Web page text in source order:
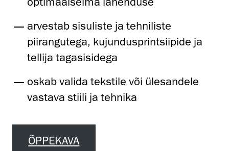
arvestab sisuliste ja tehniliste
piirangutega, kujundusprintsiipide ja
tellija tagasisidega
oskab valida tekstile või ülesandele
vastava stiili ja tehnika
ÕPPEKAVA